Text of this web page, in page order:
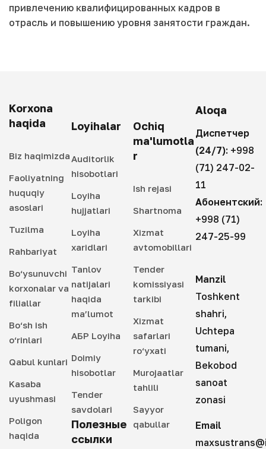
привлечению квалифицированных кадров в
отрасль и повышению уровня занятости граждан.
Korxona
haqida
Biz haqimizda
Faoliyatning
huquqiy
asoslari
Tuzilma
Rahbariyat
Bo‘ysunuvchi
korxonalar va
filiallar
Bo‘sh ish
o‘rinlari
Qabul kunlari
Kasaba
uyushmasi
Poligon
haqida
Loyihalar
Auditorlik
hisobotlari
Loyiha
hujjatlari
Loyiha
xaridlari
Tanlov
natijalari
haqida
ma’lumot
АБР Loyiha
Doimiy
hisobotlar
Tender
savdolari
Полезные
ссылки
Ochiq
ma'lumotla
r
Ish rejasi
Shartnoma
Xizmat
avtomobillari
Tender
komissiyasi
tarkibi
Xizmat
safarlari
ro‘yxati
Murojaatlar
tahlili
Sayyor
qabullar
Aloqa
Диспетчер
(24/7): +998
(71) 247-02-
11
Абонентский:
+998 (71)
247-25-99
Manzil
Toshkent
shahri,
Uchtepa
tumani,
Bekobod
sanoat
zonasi
Email